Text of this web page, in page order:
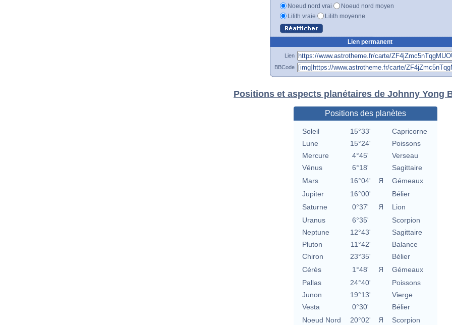
Noeud nord vrai
Noeud nord moyen
Lilith vraie
Lilith moyenne
Lien permanent
Lien
BBCode
Positions et aspects planétaires de Johnny Yong
Positions des planètes
Soleil 15°33'
Capricorne
Lune
15°24'
Poissons
Mercure
4°45'
Verseau
Vénus
6°18'
Sagittaire
Mars
16°04' Я
Gémeaux
Jupiter
16°00'
Bélier
Saturne
0°37' Я
Lion
Uranus
6°35'
Scorpion
Neptune
12°43'
Sagittaire
Pluton
11°42'
Balance
Chiron
23°35'
Bélier
Cérès
1°48' Я
Gémeaux
Pallas
24°40'
Poissons
Junon
19°13'
Vierge
Vesta
0°30'
Bélier
Noeud Nord
20°02' Я Scorpion